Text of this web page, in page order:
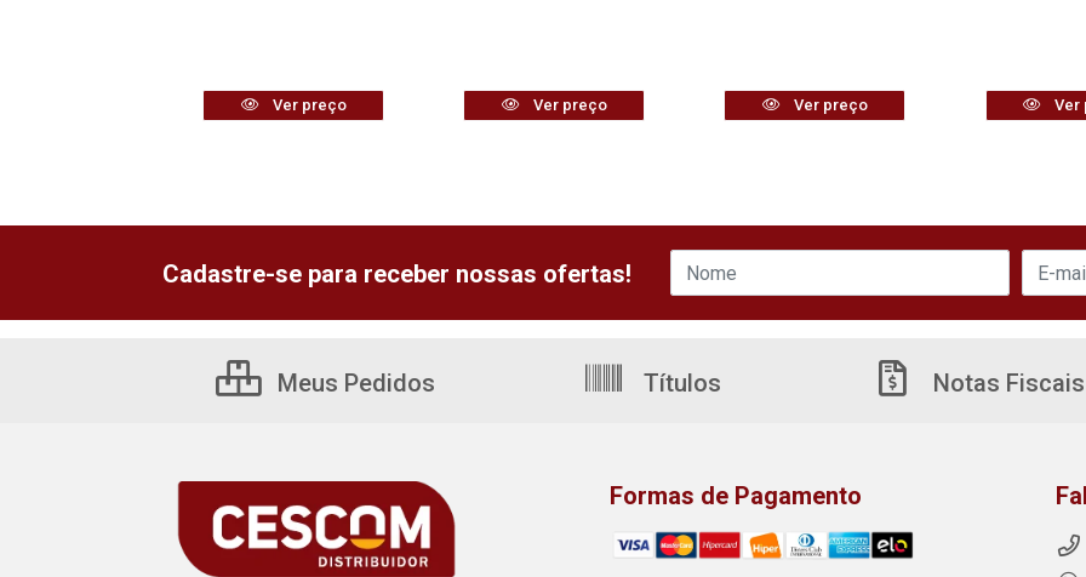
Ver preço Ver preço Ver preço Ver
Cadastre-se para receber nossas ofertas!
Meus Pedidos Títulos Notas Fiscais
Formas de Pagamento